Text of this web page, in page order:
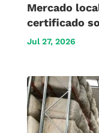
Mercado
certificado
Jul 27, 2026